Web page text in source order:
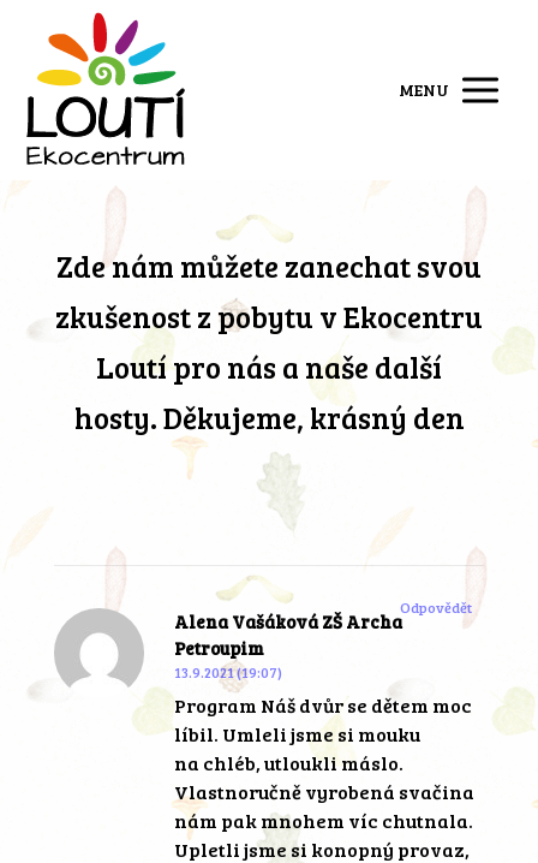
MENU
Zde nám můžete zanechat svou
zkušenost z pobytu v Ekocentru
Loutí pro nás a naše další
hosty. Děkujeme, krásný den
Alena Vašáková ZŠ Archa
Petroupim
13.9.2021 (19:07)
Program Náš dvůr se dětem moc
líbil. Umleli jsme si mouku
na chléb, utloukli máslo.
Vlastnoručně vyrobená svačina
nám pak mnohem víc chutnala.
Upletli jsme si konopný provaz,
Odpovědět